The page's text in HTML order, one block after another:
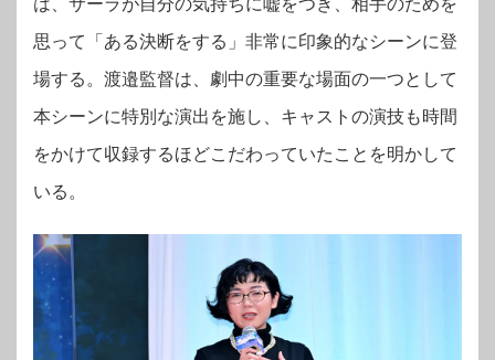
思って「ある決断をする」非常に印象的なシーンに登
場する。渡邉監督は、劇中の重要な場面の一つとして
本シーンに特別な演出を施し、キャストの演技も時間
をかけて収録するほどこだわっていたことを明かして
いる。